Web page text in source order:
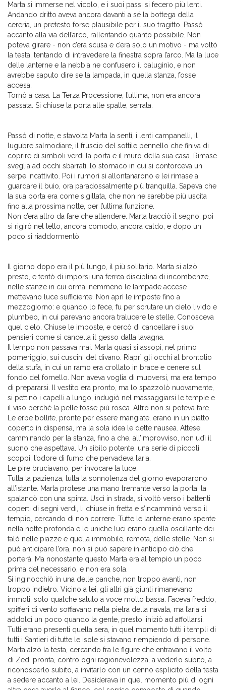
Marta si immerse nel vicolo, e i suoi passi si fecero più lenti.
Andando dritto aveva ancora davanti a sé la bottega della
cereria, un pretesto forse plausibile per il suo tragitto. Passò
accanto alla via dell’arco, rallentando quanto possibile. Non
poteva girare - non c’era scusa e c’era solo un motivo - ma voltò
la testa, tentando di intravedere la finestra sopra l’arco. Ma la luce
delle lanterne e la nebbia ne confusero il baluginìo, e non
avrebbe saputo dire se la lampada, in quella stanza, fosse
accesa.
Tornò a casa. La Terza Processione, l’ultima, non era ancora
passata. Si chiuse la porta alle spalle, serrata.
Passò di notte, e stavolta Marta la sentì, i lenti campanelli, il
lugubre salmodiare, il fruscio del sottile pennello che finiva di
coprire di simboli verdi la porta e il muro della sua casa. Rimase
sveglia ad occhi sbarrati, lo stomaco in cui si contorceva un
serpe incattivito. Poi i rumori si allontanarono e lei rimase a
guardare il buio, ora paradossalmente più tranquilla. Sapeva che
la sua porta era come sigillata, che non ne sarebbe più uscita
fino alla prossima notte, per l’ultima funzione.
Non c’era altro da fare che attendere. Marta tracciò il segno, poi
si rigirò nel letto, ancora comodo, ancora caldo, e dopo un
poco si riaddormentò.
Il giorno dopo era il più lungo, il più solitario. Marta si alzò
presto, e tentò di imporsi una ferrea disciplina di incombenze,
nelle stanze in cui ormai nemmeno le lampade accese
mettevano luce sufficiente. Non aprì le imposte fino a
mezzogiorno: e quando lo fece, fu per scrutare un cielo livido e
plumbeo, in cui parevano ancora tralucere le stelle. Conosceva
quel cielo. Chiuse le imposte, e cercò di cancellare i suoi
pensieri come si cancella il gesso dalla lavagna.
Il tempo non passava mai. Marta quasi si assopì, nel primo
pomeriggio, sui cuscini del divano. Riaprì gli occhi al brontolio
della stufa, in cui un ramo era crollato in brace e cenere sul
fondo del fornello. Non aveva voglia di muoversi, ma era tempo
di prepararsi. Il vestito era pronto, ma lo spazzolò nuovamente,
si pettinò i capelli a lungo, indugiò nel massaggiarsi le tempie e
il viso perché la pelle fosse più rosea. Altro non si poteva fare.
Le erbe bollite, pronte per essere mangiate, erano in un piatto
coperto in dispensa, ma la sola idea le dette nausea. Attese,
camminando per la stanza, fino a che, all’improvviso, non udì il
suono che aspettava. Un sibilo potente, una serie di piccoli
scoppi, l’odore di fumo che pervadeva l’aria.
Le pire bruciavano, per invocare la luce.
Tutta la pazienza, tutta la sonnolenza del giorno evaporarono
all’istante. Marta protese una mano tremante verso la porta, la
spalancò con una spinta. Uscì in strada, si voltò verso i battenti
coperti di segni verdi, li chiuse in fretta e s’incamminò verso il
tempio, cercando di non correre. Tutte le lanterne erano spente
nella notte profonda e le uniche luci erano quella oscillante dei
falò nelle piazze e quella immobile, remota, delle stelle. Non si
può anticipare l’ora, non si può sapere in anticipo ciò che
porterà. Ma nonostante questo Marta era al tempio un poco
prima del necessario, e non era sola.
Si inginocchiò in una delle panche, non troppo avanti, non
troppo indietro. Vicino a lei, gli altri già giunti rimanevano
immoti, solo qualche saluto a voce molto bassa. Faceva freddo,
spifferi di vento soffiavano nella pietra della navata, ma l’aria si
addolcì un poco quando la gente, presto, iniziò ad affollarsi.
Tutti erano presenti quella sera, in quel momento tutti i templi di
tutti i Santieri di tutte le isole si stavano riempiendo di persone.
Marta alzò la testa, cercando fra le figure che entravano il volto
di Zed, pronta, contro ogni ragionevolezza, a vederlo subito, a
riconoscerlo subito, a invitarlo con un cenno esplicito della testa
a sedere accanto a lei. Desiderava in quel momento più di ogni